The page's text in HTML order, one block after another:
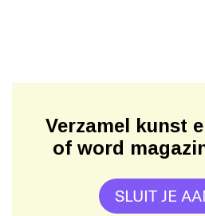
Verzamel kunst
of word
SLUIT JE